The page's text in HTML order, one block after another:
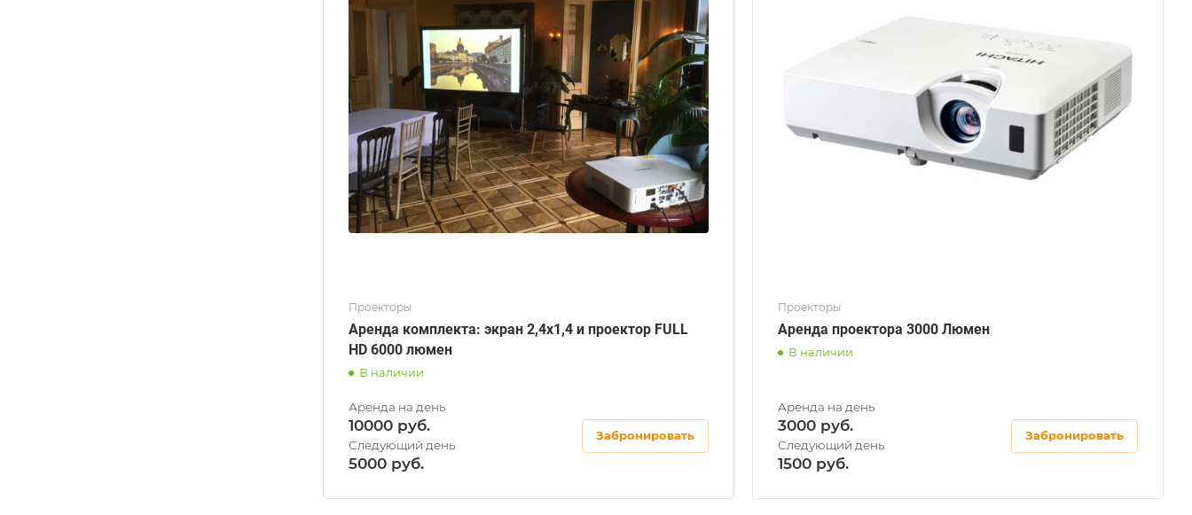
Проекторы
Аренда комплекта: экран 2,4х1,4 и проектор FULL
HD 6000 люмен
В наличии
10000
5000
Забронировать
Проекторы
Аренда проектора 3000 Люмен
В наличии
3000
1500
Забронировать